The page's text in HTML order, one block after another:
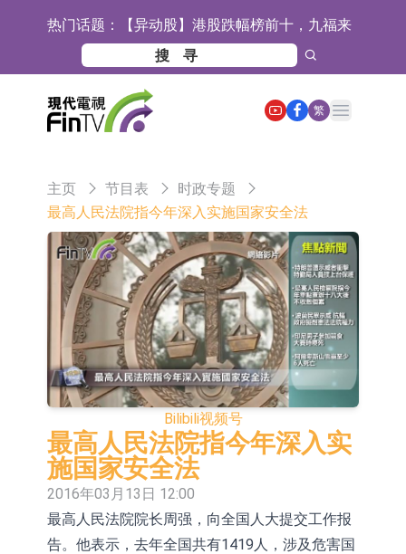
热门话题： 【异动股】港股跌幅榜前十，九福来
(08611.HK)跌21.43%，天瑞汽车内饰
(06162.HK)跌18.44%
【异动股】港股涨幅榜前十，佳明集
团控股(01271.HK)涨+78.22%，拿森
科技(02261.HK)涨+64.11%
斯迪克：公司为国内折叠屏核心功能
材料供应商
恒瑞医药：公司已在中国获批上市26
目标客户的测试认证
上期所：7月份对11个实际控制关系
账户组采取限制开仓的监管措施
特发服务：成功中标哔哩哔哩上海滨
江总部物业服务项目
亚太股份：公司是零跑汽车和
Stellantis集团的供应商
理工雷科面向边缘AI场景推出"山
海"系列智算模组 系列产品基于国产
CPU与GPU构建
【异动股】医疗研发外包板块拉升，
博腾股份(300363.CN)涨20.02%
日韩股市收盘双双下跌
依米康：海外交付以东南亚、中东市
场为主 并已取得欧美相关认证
上交所：财通多策略福鑫定期开放灵
活配置混合型发起式证券投资基金临
时停牌
上交所：景顺长城全球半导体芯片产
业股票型证券投资基金临时停牌
【异动股】港股跌幅榜前十，卡森国
繁
Open main menu
主页 节目表
时政专题
最高人民法院指今年深入实施国家安全法
Bilibili视频号
最高人民法院指今年深入实
施国家安全法
2016年03月13日 12:00
最高人民法院院长周强，向全国人大提交工作报
告。他表示，去年全国共有1419人，涉及危害国